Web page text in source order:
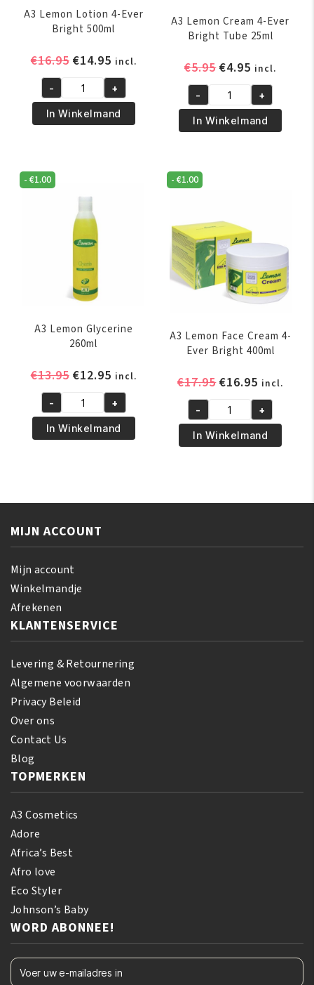
A3 Lemon Lotion 4-Ever
Bright 500ml
€16.95 Oorspronkelijke
was:
€16.95.
€14.95Huidige
prijs
is:
€14.95.
incl.
A3
Lemon
Lotion
Bright
- +
In Winkelmand
A3 Lemon Cream 4-Ever
Bright Tube 25ml
€5.95
was:
€5.95.
€4.95 Huidige
prijs
is:
€4.95.
incl.
A3
Lemon
Cream
Ever
Bright
25ml
aantal
- +
In Winkelmand
-€1.00
A3 Lemon Glycerine
260ml
€13.95 Oorspronkelijke
was:
€13.95.
€12.95Huidige
prijs
is:
€12.95.
incl.
A3
Lemon
Glycerine
- +
In Winkelmand
-€1.00
A3 Lemon Face Cream 4-
Ever Bright 400ml
€17.95
was:
€17.95.
€16.95 Huidige
prijs
is:
€16.95.
incl.
A3
Lemon
Face
Ever
aantal
- +
In Winkelmand
MIJN ACCOUNT
Mijn account
Winkelmandje
Afrekenen
KLANTENSERVICE
Levering & Retournering
Algemene voorwaarden
Privacy Beleid
Over ons
Contact Us
Blog
TOPMERKEN
A3 Cosmetics
Adore
Africa’s Best
Afro love
Eco Styler
Johnson’s Baby
WORD ABONNEE!